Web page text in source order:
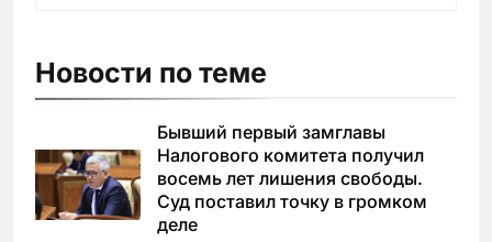
Новости по теме
Бывший первый замглавы
Налогового комитета получил
восемь лет лишения свободы.
Суд поставил точку в громком
деле